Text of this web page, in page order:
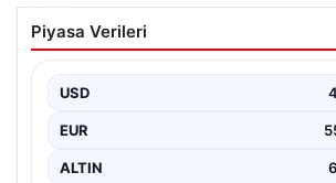
25 Mayıs Petrol
Küresel enerji piyasalarının en önemli
Piyasa Verileri
USD
EUR
ALTIN